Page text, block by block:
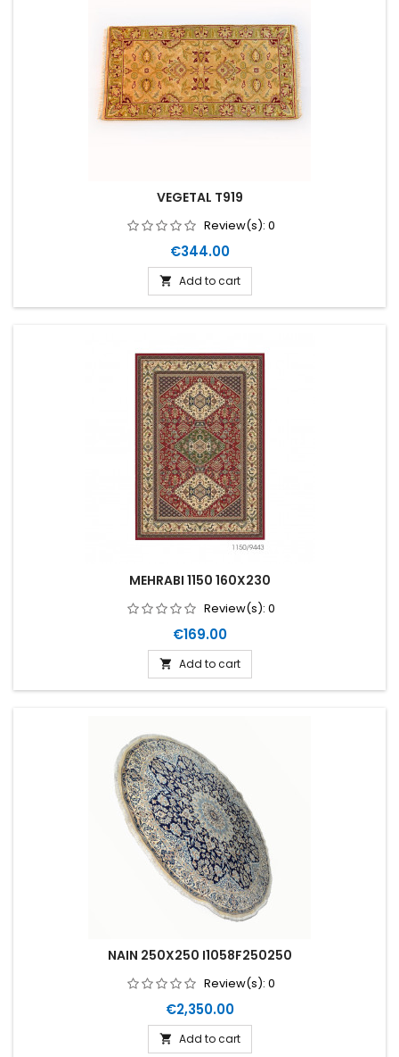
VEGETAL T919
Review(s): 0
Price
€344.00
 Add to cart
MEHRABI 1150 160X230
Review(s): 0
Price
€169.00
 Add to cart
NAIN 250X250 I1058F250250
Review(s): 0
Price
€2,350.00
 Add to cart